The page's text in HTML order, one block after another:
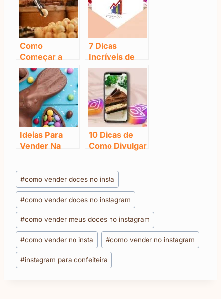
Como
Começar a
Vender Doces
– 4 Erros Que
Você Deve
Evitar
7 Dicas
Incríveis de
Como Crescer
no Instagram
Ideias Para
Vender Na
10 Dicas de
Como Divulgar
Tags
do
Post:
#como vender doces no insta
#como vender doces no instagram
#como vender meus doces no instagram
#como vender no insta #como vender no instagram
#instagram para confeiteira